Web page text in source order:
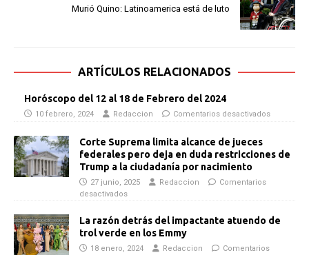
Murió Quino: Latinoamerica está de luto
ARTÍCULOS RELACIONADOS
Horóscopo del 12 al 18 de Febrero del 2024
10 febrero, 2024 Redaccion Comentarios desactivados
Corte Suprema limita alcance de jueces
federales pero deja en duda restricciones de
Trump a la ciudadanía por nacimiento
27 junio, 2025 Redaccion
Comentarios
desactivados
La razón detrás del impactante atuendo de
trol verde en los Emmy
18 enero, 2024 Redaccion Comentarios